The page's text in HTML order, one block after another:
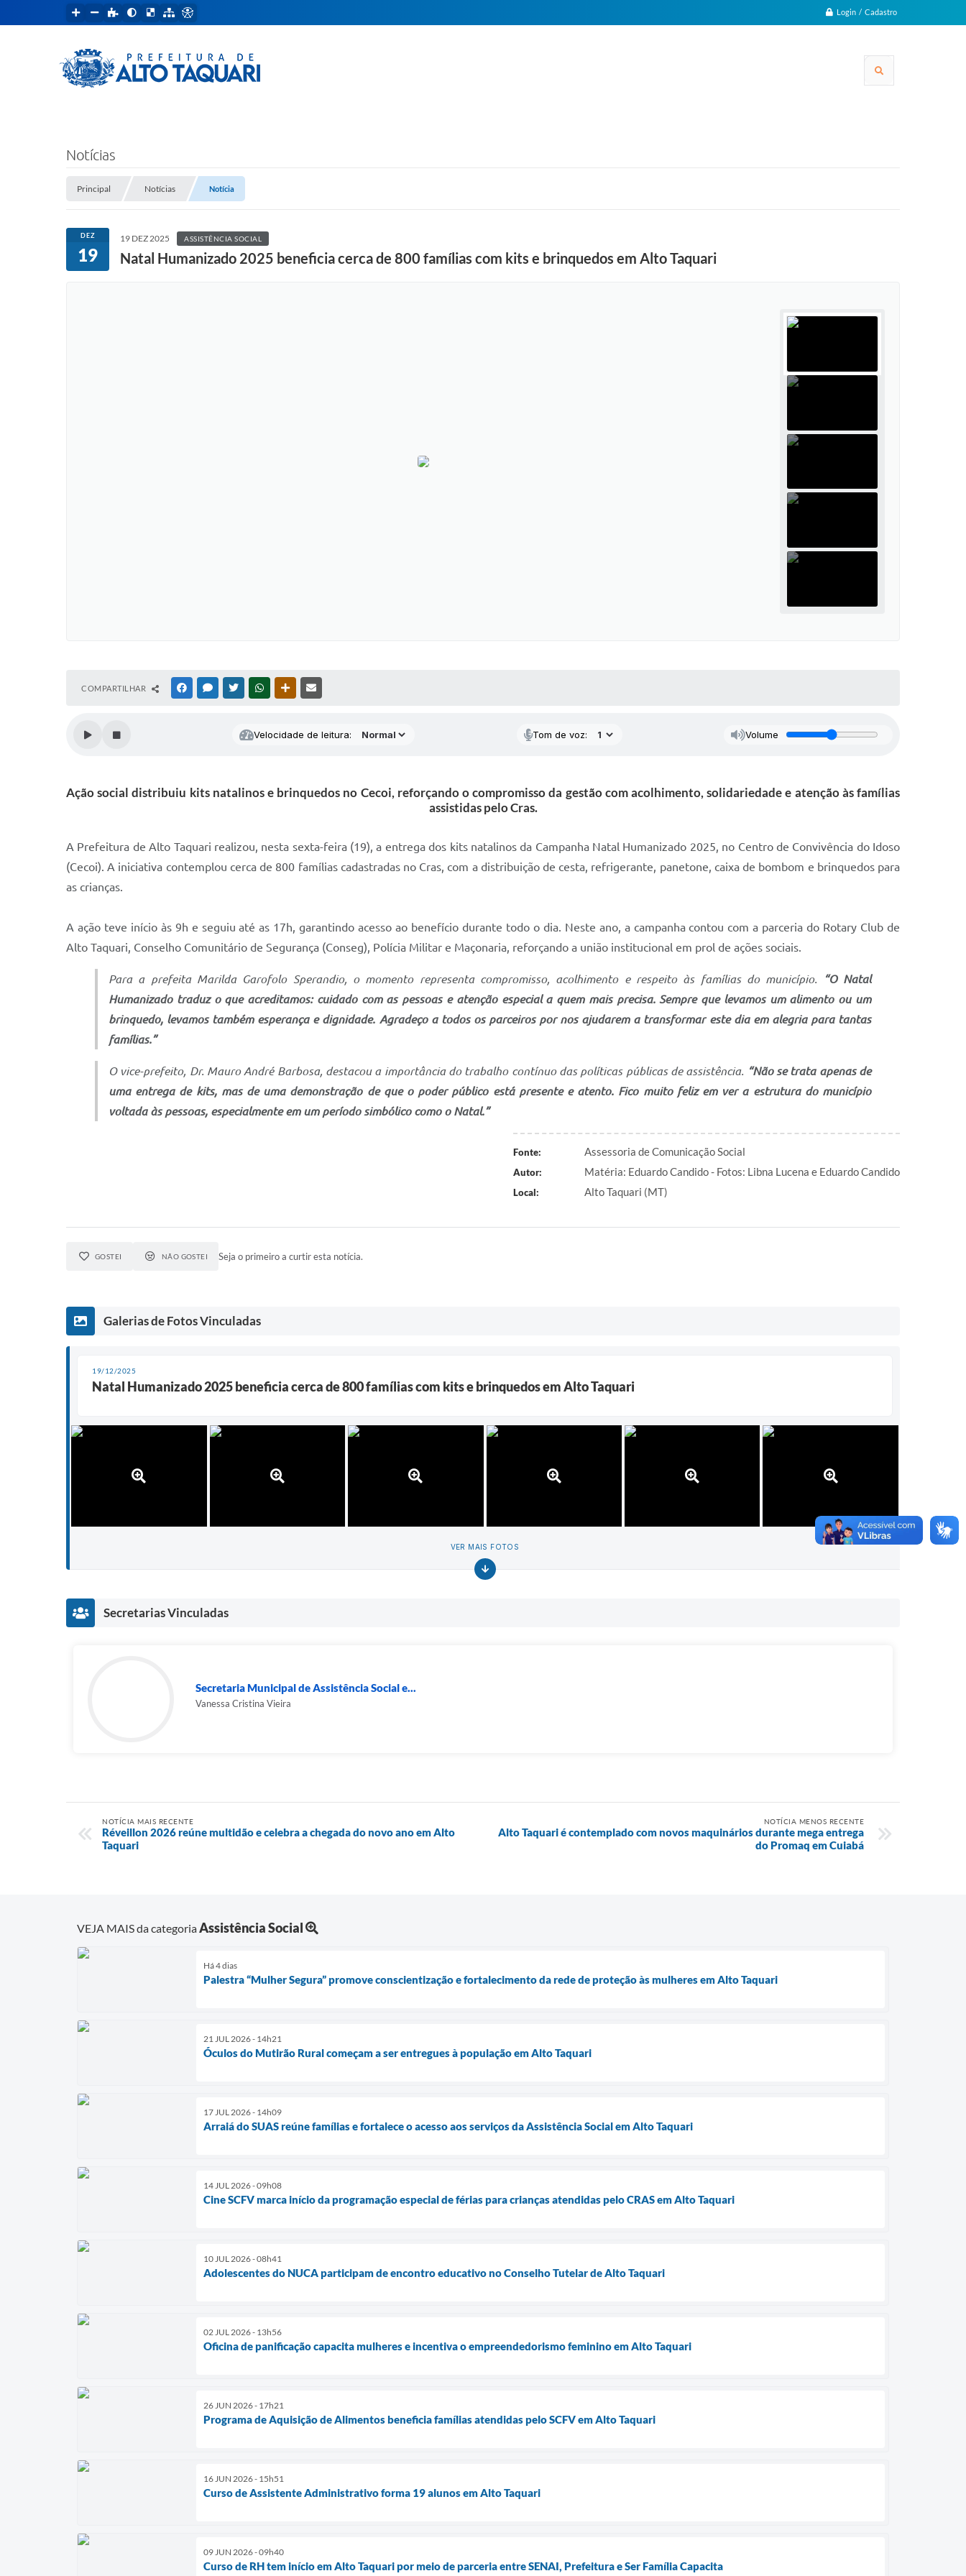
Login / Cadastro
Notícias
Principal Notícias Notícia
DEZ
19
19 DEZ 2025 ASSISTÊNCIA SOCIAL
Natal Humanizado 2025 beneficia cerca de 800 famílias com kits e brinquedos em Alto Taquari
COMPARTILHAR FACEBOOKMESSENGER
TWITTERWHATSAPPOUTRAS MÍDIAS
Velocidade de leitura: Tom de voz: Volume
Ação social distribuiu kits natalinos e brinquedos no Cecoi, reforçando o compromisso da gestão com acolhimento, solidariedade e atenção às famílias
assistidas pelo Cras.
A Prefeitura de Alto Taquari realizou, nesta sexta-feira (19), a entrega dos kits natalinos da Campanha Natal Humanizado 2025, no Centro de Convivência do Idoso
(Cecoi). A iniciativa contemplou cerca de 800 famílias cadastradas no Cras, com a distribuição de cesta, refrigerante, panetone, caixa de bombom e brinquedos para
as crianças.
A ação teve início às 9h e seguiu até as 17h, garantindo acesso ao benefício durante todo o dia. Neste ano, a campanha contou com a parceria do Rotary Club de
Alto Taquari, Conselho Comunitário de Segurança (Conseg), Polícia Militar e Maçonaria, reforçando a união institucional em prol de ações sociais.
Para a prefeita Marilda Garofolo Sperandio, o momento representa compromisso, acolhimento e respeito às famílias do município.
“O Natal
Humanizado traduz o que acreditamos: cuidado com as pessoas e atenção especial a quem mais precisa. Sempre que levamos um alimento ou um
brinquedo, levamos também esperança e dignidade. Agradeço a todos os parceiros por nos ajudarem a transformar este dia em alegria para tantas
famílias.”
O vice-prefeito, Dr. Mauro André Barbosa, destacou a importância do trabalho contínuo das políticas públicas de assistência. “Não se trata apenas de
uma entrega de kits, mas de uma demonstração de que o poder público está presente e atento. Fico muito feliz em ver a estrutura do município
voltada às pessoas, especialmente em um período simbólico como o Natal.”
Fonte: Assessoria de Comunicação Social
Autor: Matéria: Eduardo Candido - Fotos: Libna Lucena e Eduardo Candido
Local: Alto Taquari (MT)
GOSTEI NÃO GOSTEI Seja o primeiro a curtir esta notícia.
Galerias de Fotos Vinculadas
19/12/2025
Natal Humanizado 2025 beneficia cerca de 800 famílias com kits e brinquedos em Alto Taquari
VER MAIS FOTOS
Secretarias Vinculadas
Secretaria Municipal de Assistência Social e...
Vanessa Cristina Vieira
NOTÍCIA MAIS RECENTE
Réveillon 2026 reúne multidão e celebra a chegada do novo ano em Alto
Taquari
NOTÍCIA MENOS RECENTE
Alto Taquari é contemplado com novos maquinários durante mega entrega
do Promaq em Cuiabá
VEJA MAIS da categoriaAssistência Social
Há 4 dias
Palestra “Mulher Segura” promove conscientização e fortalecimento da rede de proteção às mulheres em Alto Taquari
21 JUL 2026 - 14h21
Óculos do Mutirão Rural começam a ser entregues à população em Alto Taquari
17 JUL 2026 - 14h09
Arraiá do SUAS reúne famílias e fortalece o acesso aos serviços da Assistência Social em Alto Taquari
14 JUL 2026 - 09h08
Cine SCFV marca início da programação especial de férias para crianças atendidas pelo CRAS em Alto Taquari
10 JUL 2026 - 08h41
Adolescentes do NUCA participam de encontro educativo no Conselho Tutelar de Alto Taquari
02 JUL 2026 - 13h56
Oficina de panificação capacita mulheres e incentiva o empreendedorismo feminino em Alto Taquari
26 JUN 2026 - 17h21
Programa de Aquisição de Alimentos beneficia famílias atendidas pelo SCFV em Alto Taquari
16 JUN 2026 - 15h51
Curso de Assistente Administrativo forma 19 alunos em Alto Taquari
09 JUN 2026 - 09h40
Curso de RH tem início em Alto Taquari por meio de parceria entre SENAI, Prefeitura e Ser Família Capacita